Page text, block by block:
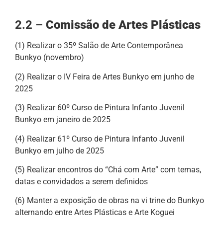
2.2 – Comissão de Artes Plásticas
(1) Realizar o 35º Salão de Arte Contemporânea
Bunkyo (novembro)
(2) Realizar o IV Feira de Artes Bunkyo em junho de
2025
(3) Realizar 60º Curso de Pintura Infanto Juvenil
Bunkyo em janeiro de 2025
(4) Realizar 61º Curso de Pintura Infanto Juvenil
Bunkyo em julho de 2025
(5) Realizar encontros do “Chá com Arte” com temas,
datas e convidados a serem definidos
(6) Manter a exposição de obras na vi trine do Bunkyo
alternando entre Artes Plásticas e Arte Koguei